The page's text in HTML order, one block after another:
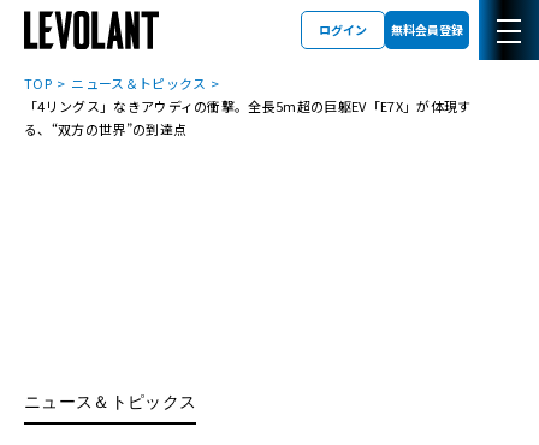
ログイン 無料会員登録
TOP
ニュース＆トピックス
「4リングス」なきアウディの衝撃。全長5m超の巨躯EV「E7X」が体現す
る、“双方の世界”の到達点
ニュース＆トピックス